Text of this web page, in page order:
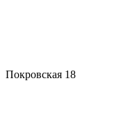
Покровская 18